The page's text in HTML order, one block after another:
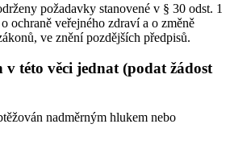
požadavky stanovené v § 30 odst. 1
ochraně veřejného zdraví a o změně
ve znění pozdějších předpisů.
této věci jednat (podat žádost
nadměrným hlukem nebo